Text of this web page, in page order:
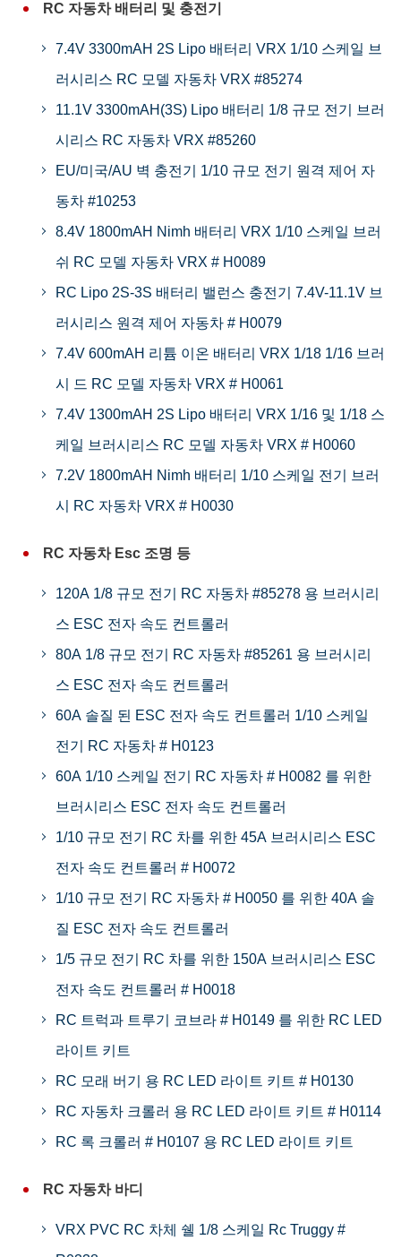
RC 자동차 배터리 및 충전기
7.4V 3300mAH 2S Lipo 배터리 VRX 1/10 스케일 브
러시리스 RC 모델 자동차 VRX #85274
11.1V 3300mAH(3S) Lipo 배터리 1/8 규모 전기 브러
시리스 RC 자동차 VRX #85260
EU/미국/AU 벽 충전기 1/10 규모 전기 원격 제어 자
동차 #10253
8.4V 1800mAH Nimh 배터리 VRX 1/10 스케일 브러
쉬 RC 모델 자동차 VRX # H0089
RC Lipo 2S-3S 배터리 밸런스 충전기 7.4V-11.1V 브
러시리스 원격 제어 자동차 # H0079
7.4V 600mAH 리튬 이온 배터리 VRX 1/18 1/16 브러
시 드 RC 모델 자동차 VRX # H0061
7.4V 1300mAH 2S Lipo 배터리 VRX 1/16 및 1/18 스
케일 브러시리스 RC 모델 자동차 VRX # H0060
7.2V 1800mAH Nimh 배터리 1/10 스케일 전기 브러
시 RC 자동차 VRX # H0030
RC 자동차 Esc 조명 등
120A 1/8 규모 전기 RC 자동차 #85278 용 브러시리
스 ESC 전자 속도 컨트롤러
80A 1/8 규모 전기 RC 자동차 #85261 용 브러시리
스 ESC 전자 속도 컨트롤러
60A 솔질 된 ESC 전자 속도 컨트롤러 1/10 스케일
전기 RC 자동차 # H0123
60A 1/10 스케일 전기 RC 자동차 # H0082 를 위한
브러시리스 ESC 전자 속도 컨트롤러
1/10 규모 전기 RC 차를 위한 45A 브러시리스 ESC
전자 속도 컨트롤러 # H0072
1/10 규모 전기 RC 자동차 # H0050 를 위한 40A 솔
질 ESC 전자 속도 컨트롤러
1/5 규모 전기 RC 차를 위한 150A 브러시리스 ESC
전자 속도 컨트롤러 # H0018
RC 트럭과 트루기 코브라 # H0149 를 위한 RC LED
라이트 키트
RC 모래 버기 용 RC LED 라이트 키트 # H0130
RC 자동차 크롤러 용 RC LED 라이트 키트 # H0114
RC 록 크롤러 # H0107 용 RC LED 라이트 키트
RC 자동차 바디
VRX PVC RC 차체 쉘 1/8 스케일 Rc Truggy #